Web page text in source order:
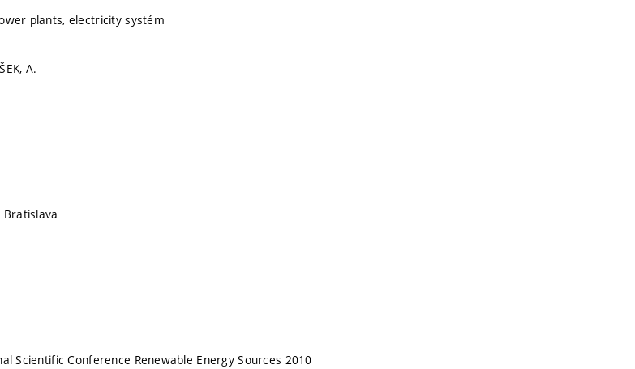
plants, electricity systém
A.
Bratislava
Scientific Conference Renewable Energy Sources 2010